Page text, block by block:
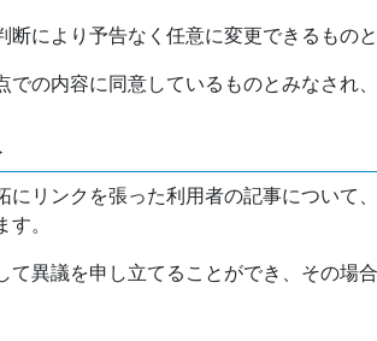
断により予告なく任意に変更できるものと
での内容に同意しているものとみなされ
にリンクを張った利用者の記事について
。
て異議を申し立てることができ、その場